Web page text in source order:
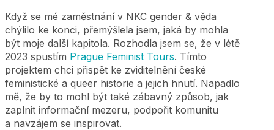
Když se mé zaměstnání v NKC gender & věda
chýlilo ke konci, přemýšlela jsem, jaká by mohla
být moje další kapitola. Rozhodla jsem se, že v létě
2023 spustím Prague Feminist Tours. Tímto
projektem chci přispět ke zviditelnění české
feministické a queer historie a jejich hnutí. Napadlo
mě, že by to mohl být také zábavný způsob, jak
zaplnit informační mezeru, podpořit komunitu
a navzájem se inspirovat.